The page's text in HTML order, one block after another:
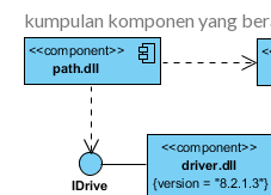
kumpulan komponen yang